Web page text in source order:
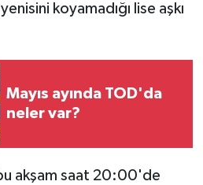
koyamadığı lise aşkı
Mayıs ayında TOD'da
neler var?
akşam saat 20:00'de